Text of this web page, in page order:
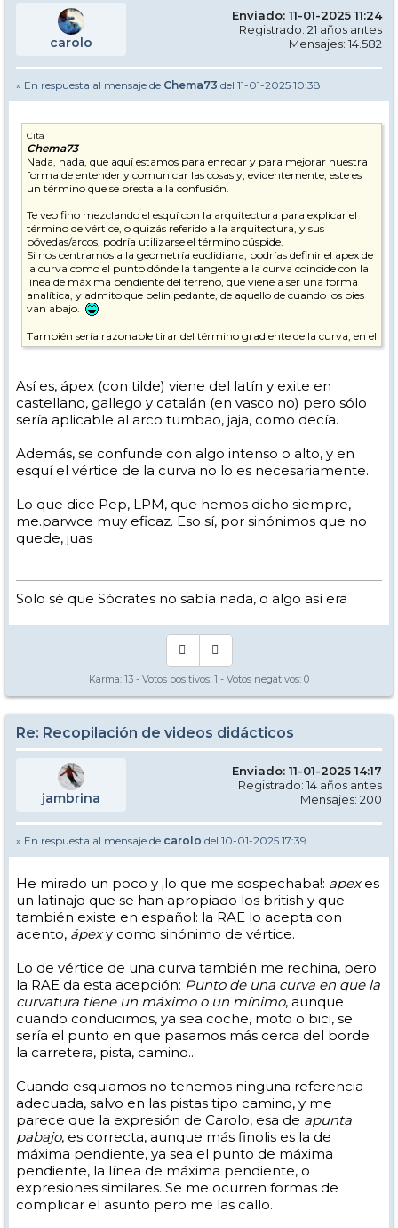
carolo
Enviado: 11-01-2025 11:24
Registrado: 21 años antes
Mensajes: 14.582
» En respuesta al mensaje de Chema73 del 11-01-2025 10:38
Cita
Chema73
Nada, nada, que aquí estamos para enredar y para mejorar nuestra
forma de entender y comunicar las cosas y, evidentemente, este es
un término que se presta a la confusión.
Te veo fino mezclando el esquí con la arquitectura para explicar el
término de vértice, o quizás referido a la arquitectura, y sus
bóvedas/arcos, podría utilizarse el término cúspide.
Si nos centramos a la geometría euclidiana, podrías definir el apex de
la curva como el punto dónde la tangente a la curva coincide con la
línea de máxima pendiente del terreno, que viene a ser una forma
analítica, y admito que pelín pedante, de aquello de cuando los pies
van abajo.
También sería razonable tirar del término gradiente de la curva, en el
sentido de la pendiente variable que tiene la curva según la
signo de la variación de la pendiente de la tangente, que nos llevaría a
esa variación de ser positivo a negativo (aumento de la pendiente o
reducción de la pendiente) y que ese cambio de signo se produce
justo en el vértice de la curva.
En fin, distintas formas de ver un mismo concepto, pero al que no
acabo de encontrarle una palabra de esas que sea tan intuitiva y útil
Adoptemos vértice o ese momento en el que los pies van pabajo, en
espera de ver si entre todos encontramos un término sintético más
intuitivo para no tirar de un término british igual de equívoco y que
Así es, ápex (con tilde) viene del latín y exite en
castellano, gallego y catalán (en vasco no) pero sólo
sería aplicable al arco tumbao, jaja, como decía.
Además, se confunde con algo intenso o alto, y en
esquí el vértice de la curva no lo es necesariamente.
Lo que dice Pep, LPM, que hemos dicho siempre,
me.parwce muy eficaz. Eso sí, por sinónimos que no
quede, juas
Solo sé que Sócrates no sabía nada, o algo así era
Karma: 13 - Votos positivos: 1 - Votos negativos: 0
Re: Recopilación de videos didácticos
jambrina
Enviado: 11-01-2025 14:17
Registrado: 14 años antes
Mensajes: 200
» En respuesta al mensaje de carolo del 10-01-2025 17:39
He mirado un poco y ¡lo que me sospechaba!: apexes
un latinajo que se han apropiado los british y que
también existe en español: la RAE lo acepta con
acento, ápexy como sinónimo de vértice.
Lo de vértice de una curva también me rechina, pero
la RAE da esta acepción: Punto de una curva en que la
curvatura tiene un máximo o un mínimo, aunque
cuando conducimos, ya sea coche, moto o bici, se
sería el punto en que pasamos más cerca del borde
la carretera, pista, camino...
Cuando esquiamos no tenemos ninguna referencia
adecuada, salvo en las pistas tipo camino, y me
parece que la expresión de Carolo, esa de apunta
pabajo, es correcta, aunque más finolis es la de
máxima pendiente, ya sea el punto de máxima
pendiente, la línea de máxima pendiente, o
expresiones similares. Se me ocurren formas de
complicar el asunto pero me las callo.